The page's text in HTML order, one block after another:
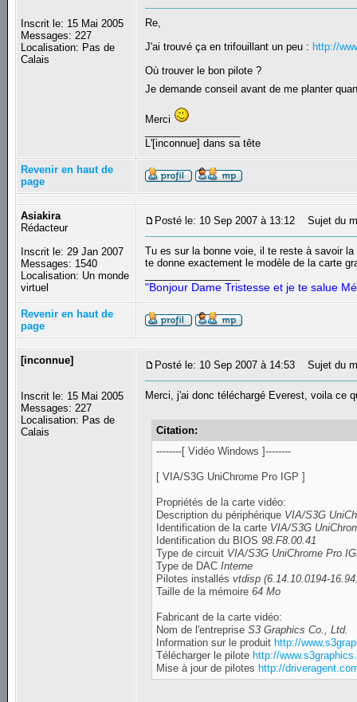
Inscrit le: 15 Mai 2005
Messages: 227
Localisation: Pas de
Calais
Re,
J'ai trouvé ça en trifouillant un peu : http://
Où trouver le bon pilote ?
Je demande conseil avant de me planter
Merci
L'[inconnue] dans sa tête
Revenir en haut de
page
Asiakira
Rédacteur
Inscrit le: 29 Jan 2007
Messages: 1540
Localisation: Un monde
virtuel
Posté le: 10 Sep 2007 à 13:12 Sujet du
Tu es sur la bonne voie, il te reste à savoir
te donne exactement le modèle de la carte
"Bonjour Dame Tristesse et je te salue
Revenir en haut de
page
[inconnue]
Inscrit le: 15 Mai 2005
Messages: 227
Localisation: Pas de
Calais
Posté le: 10 Sep 2007 à 14:53 Sujet du
Merci, j'ai donc téléchargé Everest, voila ce
Citation:
--------[ Vidéo Windows ]--------
[ VIA/S3G UniChrome Pro IGP ]
Propriétés de la carte vidéo:
Description du périphérique VIA/S3G
Identification de la carte VIA/S3G
Identification du BIOS98.F8.00.41
Type de circuit VIA/S3G UniChrome Pro
Type de DACInterne
Pilotes installésvtdisp (6.14.10.0194-
Taille de la mémoire64 Mo
Fabricant de la carte vidéo:
Nom de l'entrepriseS3 Graphics Co., Ltd.
Information sur le produit http://
Télécharger le pilote http://
Mise à jour de pilotes http://